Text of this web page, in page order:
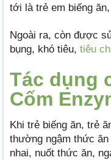
tới là trẻ em biếng
Ngoài ra, còn được
bụng, khó tiêu, tiêu
Tác dụng
Cốm
Khi trẻ biếng ăn, trẻ
thường ngậm thức ăn
nhai, nuốt thức ăn,